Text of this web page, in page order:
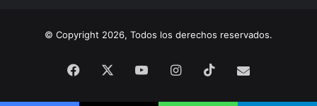
© Copyright 2026, Todos los derechos reservados.
Facebook YouTubeInstagram
TikTokCorreo